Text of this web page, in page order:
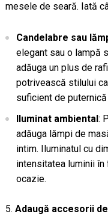
mesele de seară. Iată
Candelabre sau
elegant sau o lampă
adăuga un plus de
potrivească stilului
suficient de
Iluminat ambiental :
adăuga lămpi de
intim. Iluminatul cu
intensitatea luminii
ocazie.
Adaugă accesorii